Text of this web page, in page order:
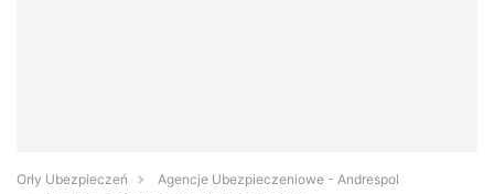
Orły Ubezpieczeń
Agencje Ubezpieczeniowe - Andrespol